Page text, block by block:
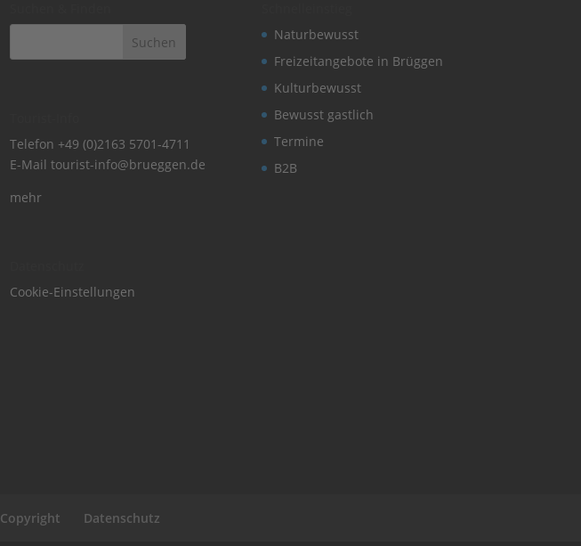
Telefon +49 (0)2163 5701-4711
E-Mail tourist-info@brueggen.de
mehr
Cookie-Einstellungen
Naturbewusst
Freizeitangebote in Brüggen
Kulturbewusst
Bewusst gastlich
Termine
B2B
Copyright Datenschutz